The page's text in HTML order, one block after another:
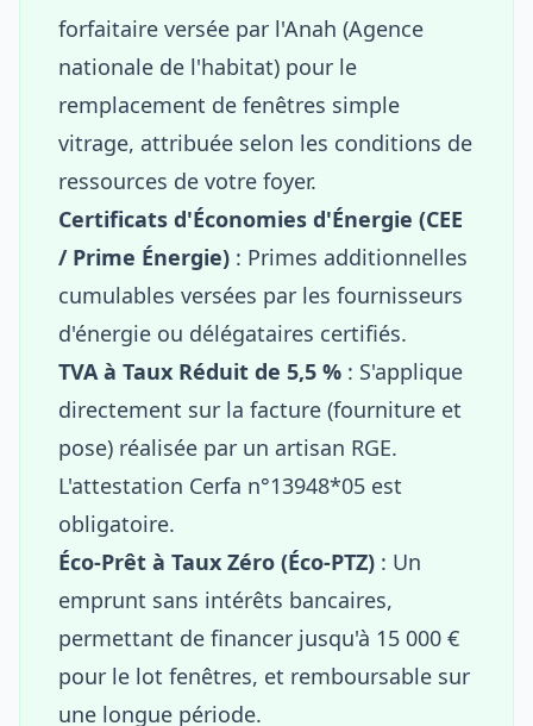
forfaitaire versée par l'Anah (Agence
nationale de l'habitat) pour le
remplacement de fenêtres simple
vitrage, attribuée selon les conditions de
ressources de votre foyer.
Certificats d'Économies d'Énergie (CEE
/ Prime Énergie) : Primes additionnelles
cumulables versées par les fournisseurs
d'énergie ou délégataires certifiés.
TVA à Taux Réduit de 5,5 % : S'applique
directement sur la facture (fourniture et
pose) réalisée par un artisan RGE.
L'attestation Cerfa n°13948*05 est
obligatoire.
Éco-Prêt à Taux Zéro (Éco-PTZ) : Un
emprunt sans intérêts bancaires,
permettant de financer jusqu'à 15 000 €
pour le lot fenêtres, et remboursable sur
une longue période.